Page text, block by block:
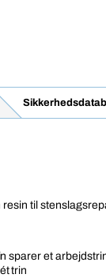
til
sparer et
trin